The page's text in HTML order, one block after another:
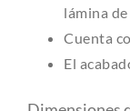
lámina
Cuenta
El